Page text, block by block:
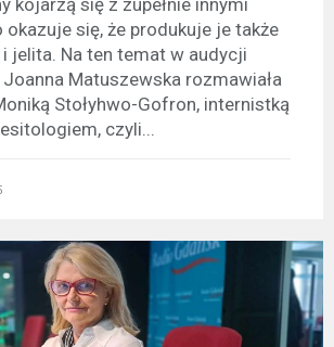
okazuje się, że produkuje je także
i jelita. Na ten temat w audycji
Matuszewska rozmawiała
Stołyhwo-Gofron, internistką
czyli...